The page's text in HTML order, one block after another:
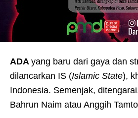
ADA yang baru dari gaya dan
dilancarkan IS (Islamic State),
Indonesia. Semenjak,
Bahrun Naim atau Anggih